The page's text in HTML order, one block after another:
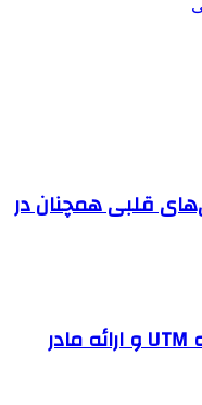
قلبی همچنان در
جزئیات ثبت ادعا، تهیه نقشه UTM و ارائه مادر